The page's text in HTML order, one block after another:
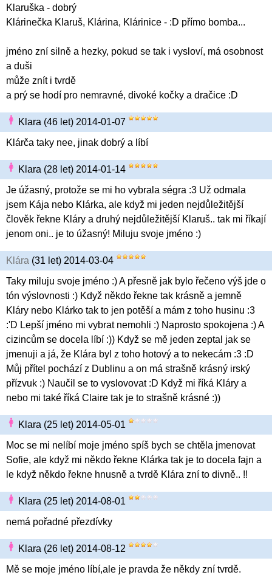
Klaruška - dobrý
Klárinečka Klaruš, Klárina, Klárinice - :D přímo bomba...
jméno zní silně a hezky, pokud se tak i vysloví, má osobnost
a duši
může znít i tvrdě
a prý se hodí pro nemravné, divoké kočky a dračice :D
Klara (46 let) 2014-01-07
Klárča taky nee, jinak dobrý a líbí
Klara (28 let) 2014-01-14
Je úžasný, protože se mi ho vybrala ségra :3 Už odmala
jsem Kája nebo Klárka, ale když mi jeden nejdůležitější
člověk řekne Kláry a druhý nejdůležitější Klaruš.. tak mi říkají
jenom oni.. je to úžasný! Miluju svoje jméno :)
Klára (31 let) 2014-03-04
Taky miluju svoje jméno :) A přesně jak bylo řečeno výš jde o
tón výslovnosti :) Když někdo řekne tak krásně a jemně
Kláry nebo Klárko tak to jen potěší a mám z toho husinu :3
:'D Lepší jméno mi vybrat nemohli :) Naprosto spokojena :) A
cizincům se docela líbí :)) Když se mě jeden zeptal jak se
jmenuji a já, že Klára byl z toho hotový a to nekecám :3 :D
Můj přítel pochází z Dublinu a on má strašně krásný irský
přízvuk :) Naučil se to vyslovovat :D Když mi říká Kláry a
nebo mi také říká Claire tak je to strašně krásné :))
Klara (25 let) 2014-05-01
Moc se mi nelíbí moje jméno spíš bych se chtěla jmenovat
Sofie, ale když mi někdo řekne Klárka tak je to docela fajn a
le když někdo řekne hnusně a tvrdě Klára zní to divně.. !!
Klara (25 let) 2014-08-01
nemá pořadné přezdívky
Klara (26 let) 2014-08-12
Mě se moje jméno líbí,ale je pravda že někdy zní tvrdě.